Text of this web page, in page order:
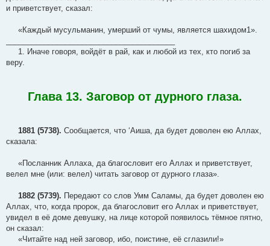
и приветствует, сказал:
«Каждый мусульманин, умерший от чумы, является шахидом1».
1. Иначе говоря, войдёт в рай, как и любой из тех, кто погиб за
веру.
Глава 13. Заговор от дурного глаза.
1881 (5738). Сообщается, что ‘Аиша, да будет доволен ею Аллах,
сказала:
«Посланник Аллаха, да благословит его Аллах и приветствует,
велел мне (или: велел) читать заговор от дурного глаза».
1882 (5739). Передают со слов Умм Саламы, да будет доволен ею
Аллах, что, когда пророк, да благословит его Аллах и приветствует,
увидел в её доме девушку, на лице которой появилось тёмное пятно,
он сказал:
«Читайте над ней заговор, ибо, поистине, её сглазили!»